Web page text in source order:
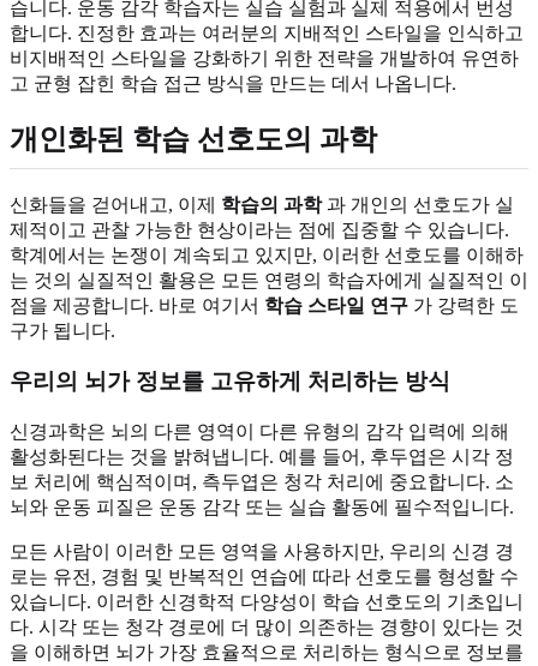
습니다. 운동 감각 학습자는 실습 실험과 실제 적용에서 번성
합니다. 진정한 효과는 여러분의 지배적인 스타일을 인식하고
비지배적인 스타일을 강화하기 위한 전략을 개발하여 유연하
고 균형 잡힌 학습 접근 방식을 만드는 데서 나옵니다.
개인화된 학습 선호도의 과학
신화들을 걷어내고, 이제 학습의 과학과 개인의 선호도가 실
제적이고 관찰 가능한 현상이라는 점에 집중할 수 있습니다.
학계에서는 논쟁이 계속되고 있지만, 이러한 선호도를 이해하
는 것의 실질적인 활용은 모든 연령의 학습자에게 실질적인 이
점을 제공합니다. 바로 여기서 학습 스타일 연구 가 강력한 도
구가 됩니다.
우리의 뇌가 정보를 고유하게 처리하는 방식
신경과학은 뇌의 다른 영역이 다른 유형의 감각 입력에 의해
활성화된다는 것을 밝혀냅니다. 예를 들어, 후두엽은 시각 정
보 처리에 핵심적이며, 측두엽은 청각 처리에 중요합니다. 소
뇌와 운동 피질은 운동 감각 또는 실습 활동에 필수적입니다.
모든 사람이 이러한 모든 영역을 사용하지만, 우리의 신경 경
로는 유전, 경험 및 반복적인 연습에 따라 선호도를 형성할 수
있습니다. 이러한 신경학적 다양성이 학습 선호도의 기초입니
다. 시각 또는 청각 경로에 더 많이 의존하는 경향이 있다는 것
을 이해하면 뇌가 가장 효율적으로 처리하는 형식으로 정보를